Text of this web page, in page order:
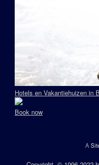
Hotels en Vakantiehuizen in
Book now
A